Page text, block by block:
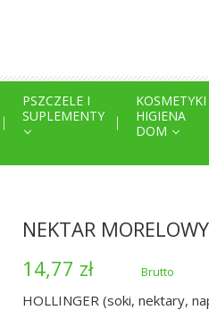
PSZCZELE I
SUPLEMENTY
KOSMETYKI
HIGIENA
DOM
NEKTAR
14,77 zł
Brutto
HOLLINGER (soki, nektary,